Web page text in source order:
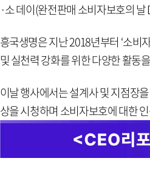
·소 데이(완전판매 소비자보호의
흥국생명은 지난 2018년부터 ‘소비
및 실천력 강화를 위한 다양한 활동
이날 행사에서는 설계사 및 지점장
상을 시청하며 소비자보호에 대한